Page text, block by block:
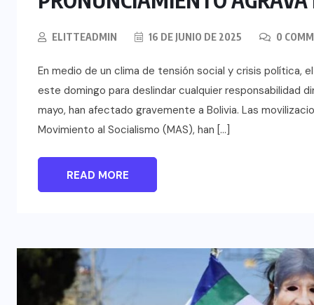
ELITTEADMIN 16 DE JUNIO DE 2025 0
En medio de un clima de tensión social y crisis política,
este domingo para deslindar cualquier responsabilidad
mayo, han afectado gravemente a Bolivia. Las
Movimiento al Socialismo (MAS), han […]
READ MORE